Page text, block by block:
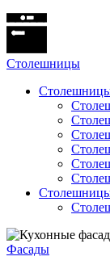
Cтолешницы
Столешницы
Фасады